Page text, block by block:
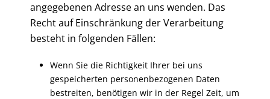
angegebenen Adresse an uns wenden. Das
Recht auf Einschränkung der Verarbeitung
besteht in folgenden Fällen:
Wenn Sie die Richtigkeit Ihrer bei uns
gespeicherten personenbezogenen Daten
bestreiten, benötigen wir in der Regel Zeit, um